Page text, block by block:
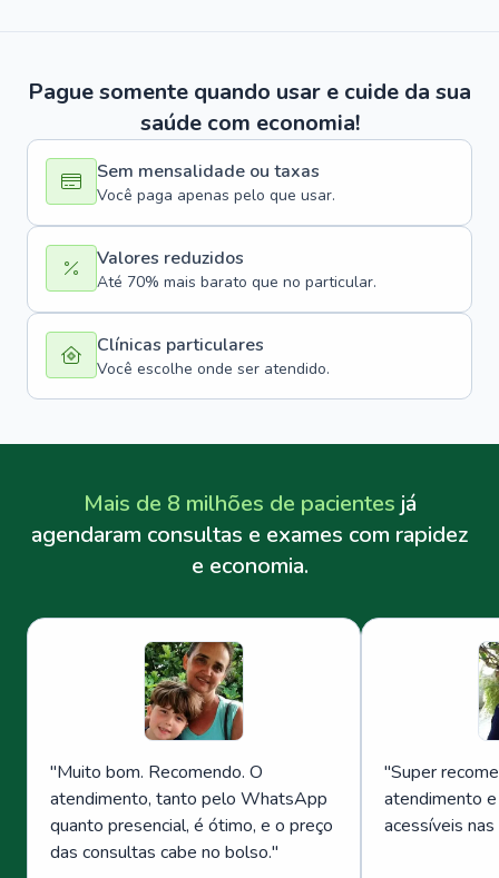
Pague somente quando usar e cuide da sua
saúde com economia!
Sem mensalidade ou taxas
Você paga apenas pelo que usar.
Valores reduzidos
Até 70% mais barato que no particular.
Clínicas particulares
Você escolhe onde ser atendido.
Mais de 8 milhões de pacientes já
agendaram consultas e exames com rapidez
e economia.
"Muito bom. Recomendo. O
atendimento, tanto pelo WhatsApp
quanto presencial, é ótimo, e o preço
das consultas cabe no bolso."
"Super
atendimento
acessíveis